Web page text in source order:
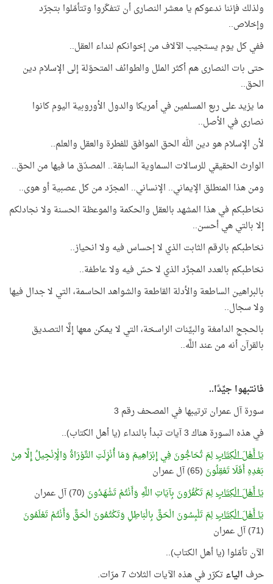
ولذلك فإننا ندعوكم يا معشر النصارى أن تتفكّروا وتتأمّلوا بتجرّد
وإخلاص..
ففي كل يوم يستجيب الآلاف من إخوانكم لنداء العقل..
حتى بات النصارى هم أكثر الملل والطوائف المتحوّلة إلى الإسلام دين
الحق..
ما يزيد على ربع المسلمين في أمريكا والدول الأوروبية اليوم كانوا
نصارى في الأصل..
لأن الإسلام هو دين الله الحق الموافق للفطرة والعقل والعلم..
الوارث الحقيقي للرسالات السماوية السابقة.. المصدّق ما فيها من الحق..
ومن هذا المنطلق الإيماني.. الإنساني.. المجرّد من كل عصبية أو هوى..
نخاطبكم في هذا المشهد بالعقل والحكمة والموعظة الحسنة ولا نجادلكم
إلا بالتي هي أحسن..
نخاطبكم بالرقم الثابت الذي لا إحساس فيه ولا انحياز..
نخاطبكم بالعدد المجرَّد الذي لا حسّ فيه ولا عاطفة..
بالبراهين الساطعة والأدلة القاطعة والشواهد الحاسمة، التي لا جدال فيها
ولا سجال..
بالحجج الدامغة والبيِّنات الراسخة، التي لا يمكن معها إلَّا التصديق
بالقرآن أنه من عند اللَّه..
فانتبهوا جيِّدًا..
سورة آل عمران ترتيبها في المصحف رقم 3
في هذه السورة هناك 3 آيات تبدأ بالنداء (يا أهل الكتاب)..
يَا أَهْلَ الْكِتَابِلِمَ تُحَاجُّونَ فِي إِبْرَاهِيمَ وَمَا أُنْزِلَتِ التَّوْرَاةُ وَالْإِنْجِيلُ إِلَّا مِنْ
بَعْدِهِ أَفَلَا تَعْقِلُونَ (65) آل عمران
يَا أَهْلَ الْكِتَابِلِمَ تَكْفُرُونَ بِآيَاتِ اللَّهِ وَأَنْتُمْ تَشْهَدُونَ (70) آل عمران
يَا أَهْلَ الْكِتَابِلِمَ تَلْبِسُونَ الْحَقَّ بِالْبَاطِلِ وَتَكْتُمُونَ الْحَقَّ وَأَنْتُمْ تَعْلَمُونَ
(71) آل عمران
الآن تأمّلوا (يا أهل الكتاب)..
حرف الياءتكرّر في هذه الآيات الثلاث 7 مرّات.